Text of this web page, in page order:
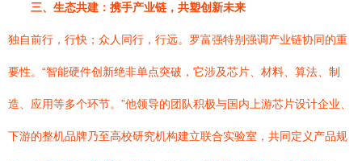
三、生态共建：携手产业链，共塑创新未来
独自前行，行快；众人同行，行远。罗富强特别强调产业链协同的重
要性。“智能硬件创新绝非单点突破，它涉及芯片、材料、算法、制
造、应用等多个环节。”他领导的团队积极与国内上游芯片设计企业、
下游的整机品牌乃至高校研究机构建立联合实验室，共同定义产品规